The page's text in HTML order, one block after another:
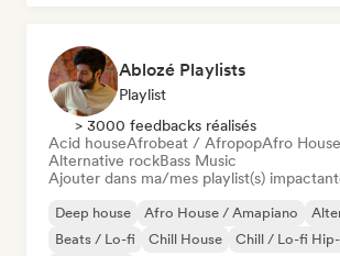
Ablozé Playlists
Playlist
> 3000 feedbacks réalisés
Acid houseAfrobeat / AfropopAfro
Alternative rockBass Music
Ajouter dans ma/mes playlist(s)
Deep house Afro House / Amapiano
Beats / Lo-fi
Chill House Chill / Lo-fi